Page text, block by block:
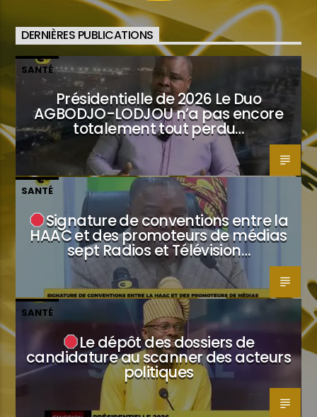
DERNIÈRES PUBLICATIONS
SANTÉ
Présidentielle de 2026 Le Duo
AGBODJO-LODJOU n’a pas encore
totalement tout perdu…
SANTÉ
Signature de conventions entre la
HAAC et des promoteurs de médias
sept Radios et Télévision…
SANTÉ
Le dépôt des dossiers de
candidature au scanner des acteurs
politiques